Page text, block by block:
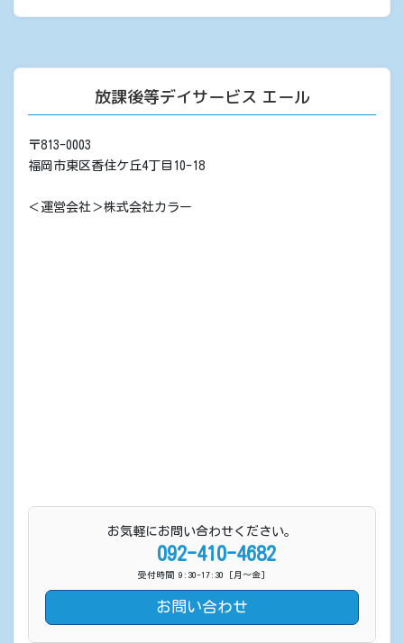
放課後等デイサービス エール
〒813-0003
福岡市東区香住ケ丘4丁目10-18
＜運営会社＞株式会社カラー
お気軽にお問い合わせください。
092-410-4682
受付時間 9:30-17:30 [月〜金]
お問い合わせ